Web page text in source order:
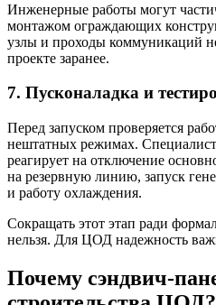
Инженерные работы могут
монтажом ограждающих
узлы и проходы коммуникаций
проекте заранее.
7. Пусконаладка и
Перед запуском проверяется
нештатных режимах.
реагирует на отключение
на резервную линию, запуск
и работу охлаждения.
Сокращать этот этап ради
нельзя. Для ЦОД надежность
Почему сэндвич-